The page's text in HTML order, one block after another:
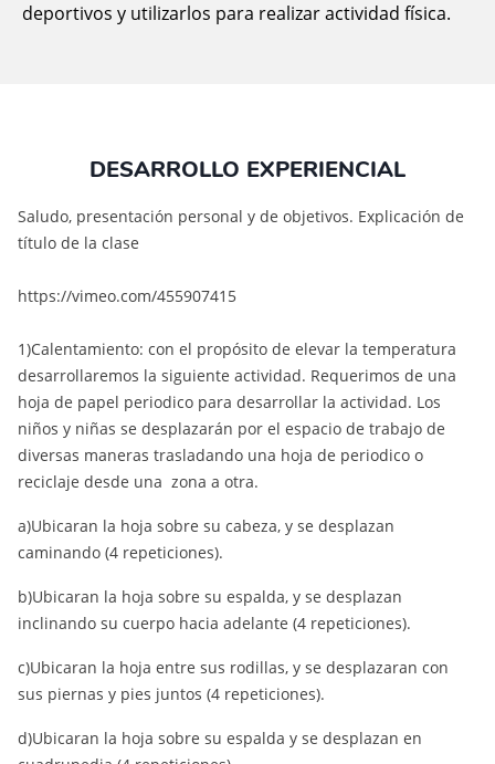
deportivos y utilizarlos para realizar actividad física.
DESARROLLO EXPERIENCIAL
Saludo, presentación personal y de objetivos. Explicación de
título de la clase
https://vimeo.com/455907415
1)Calentamiento: con el propósito de elevar la temperatura
desarrollaremos la siguiente actividad. Requerimos de una
hoja de papel periodico para desarrollar la actividad. Los
niños y niñas se desplazarán por el espacio de trabajo de
diversas maneras trasladando una hoja de periodico o
reciclaje desde una zona a otra.
a)Ubicaran la hoja sobre su cabeza, y se desplazan
caminando (4 repeticiones).
b)Ubicaran la hoja sobre su espalda, y se desplazan
inclinando su cuerpo hacia adelante (4 repeticiones).
c)Ubicaran la hoja entre sus rodillas, y se desplazaran con
sus piernas y pies juntos (4 repeticiones).
d)Ubicaran la hoja sobre su espalda y se desplazan en